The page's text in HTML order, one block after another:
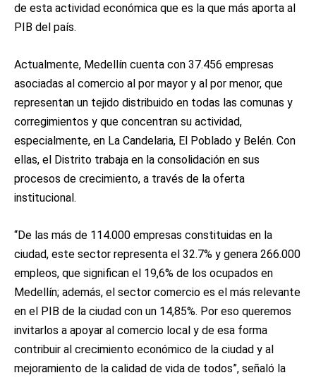
de esta actividad económica que es la que más aporta al
PIB del país.
Actualmente, Medellín cuenta con 37.456 empresas
asociadas al comercio al por mayor y al por menor, que
representan un tejido distribuido en todas las comunas y
corregimientos y que concentran su actividad,
especialmente, en La Candelaria, El Poblado y Belén. Con
ellas, el Distrito trabaja en la consolidación en sus
procesos de crecimiento, a través de la oferta
institucional.
“De las más de 114.000 empresas constituidas en la
ciudad, este sector representa el 32.7% y genera 266.000
empleos, que significan el 19,6% de los ocupados en
Medellín; además, el sector comercio es el más relevante
en el PIB de la ciudad con un 14,85%. Por eso queremos
invitarlos a apoyar al comercio local y de esa forma
contribuir al crecimiento económico de la ciudad y al
mejoramiento de la calidad de vida de todos”, señaló la